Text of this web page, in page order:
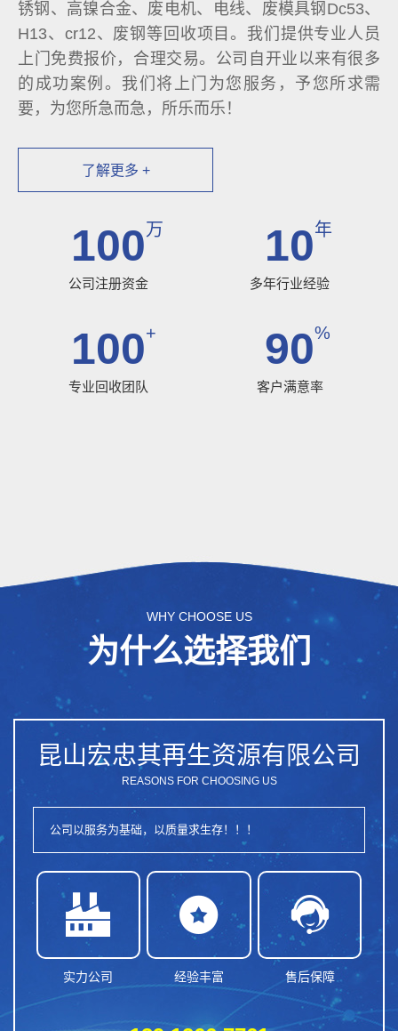
锈钢、高镍合金、废电机、电线、废模具钢Dc53、
H13、cr12、废钢等回收项目。我们提供专业人员
上门免费报价，合理交易。公司自开业以来有很多
的成功案例。我们将上门为您服务，予您所求需
要，为您所急而急，所乐而乐！
了解更多 +
100万
公司注册资金
10年
多年行业经验
100+
专业回收团队
90%
客户满意率
WHY CHOOSE US
为什么选择我们
昆山宏忠其再生资源有限公司
REASONS FOR CHOOSING US
公司以服务为基础，以质量求生存！！！

实力公司

经验丰富

售后保障